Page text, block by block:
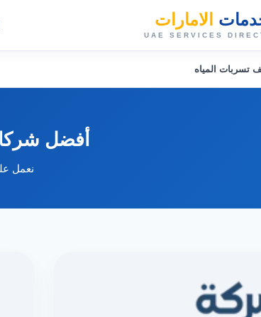
الامارات
UAE SERVICES
تسربات المياه
أفضل
نعمل